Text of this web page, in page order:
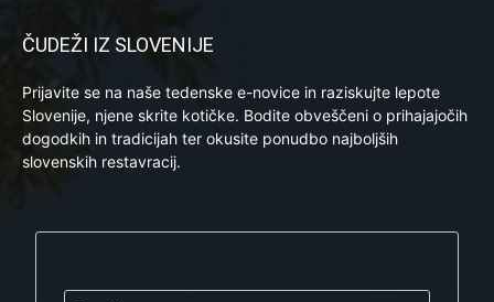
ČUDEŽI IZ SLOVENIJE
Prijavite se na naše tedenske e-novice in raziskujte lepote
Slovenije, njene skrite kotičke. Bodite obveščeni o prihajajočih
dogodkih in tradicijah ter okusite ponudbo najboljših
slovenskih restavracij.